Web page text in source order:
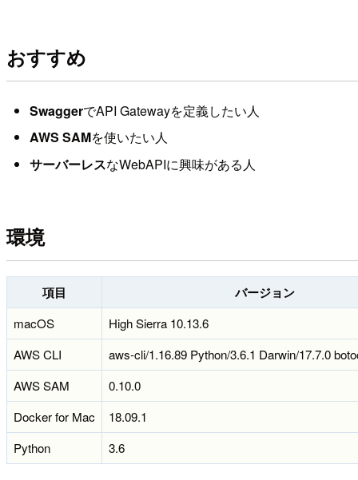
おすすめ
SwaggerでAPI Gatewayを定義したい人
AWS SAMを使いたい人
サーバーレスなWebAPIに興味がある人
環境
項目 バージョン
macOS
High Sierra 10.13.6
AWS CLI
aws-cli/1.16.89 Python/3.6.1 Darwin/17.7.0
AWS SAM
0.10.0
Docker for Mac
18.09.1
Python
3.6